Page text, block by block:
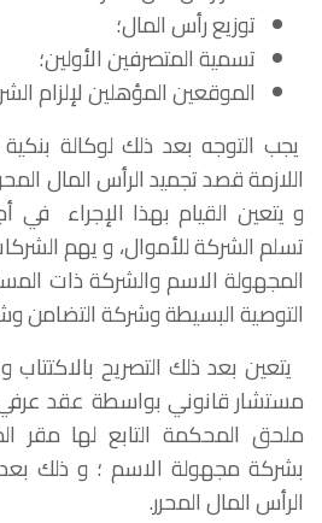
توزيع رأس المال؛
تسمية المتصرفين الأولين؛
الموقعين المؤهلين لإلزام
يجب التوجه بعد ذلك لوكالة
اللازمة قصد تجميد الرأس المال
و يتعين القيام بهذا الإجراء في
تسلم الشركة للأموال، و يهم
المجهولة الاسم والشركة ذات
التوصية البسيطة وشركة التضامن
يتعين بعد ذلك التصريح
مستشار قانوني بواسطة عقد
ملحق المحكمة التابع لها مقر
بشركة مجهولة الاسم ؛ و ذلك
الرأس المال المحرر.